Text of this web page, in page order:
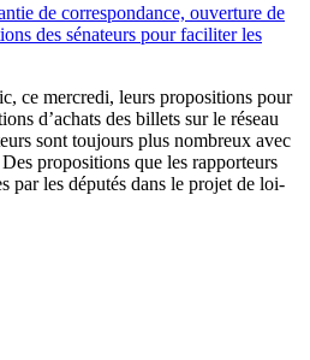
de correspondance, ouverture de
des sénateurs pour faciliter les
ce mercredi, leurs propositions pour
d’achats des billets sur le réseau
sont toujours plus nombreux avec
propositions que les rapporteurs
par les députés dans le projet de loi-